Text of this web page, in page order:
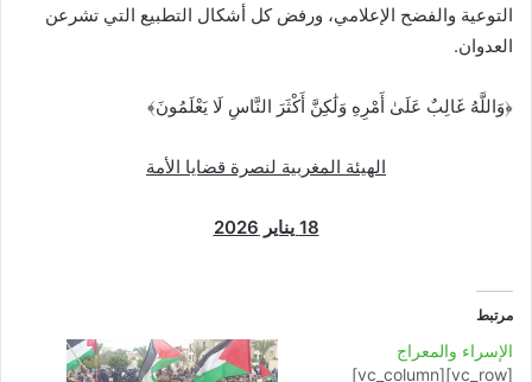
التوعية والفضح الإعلامي، ورفض كل أشكال التطبيع التي تشرعن
العدوان.
﴿وَاللَّهُ غَالِبٌ عَلَىٰ أَمْرِهِ وَلَٰكِنَّ أَكْثَرَ النَّاسِ لَا يَعْلَمُونَ﴾
الهيئة المغربية لنصرة قضايا الأمة
18 يناير 2026
مرتبط
الإسراء والمعراج
[vc_row][vc_column]